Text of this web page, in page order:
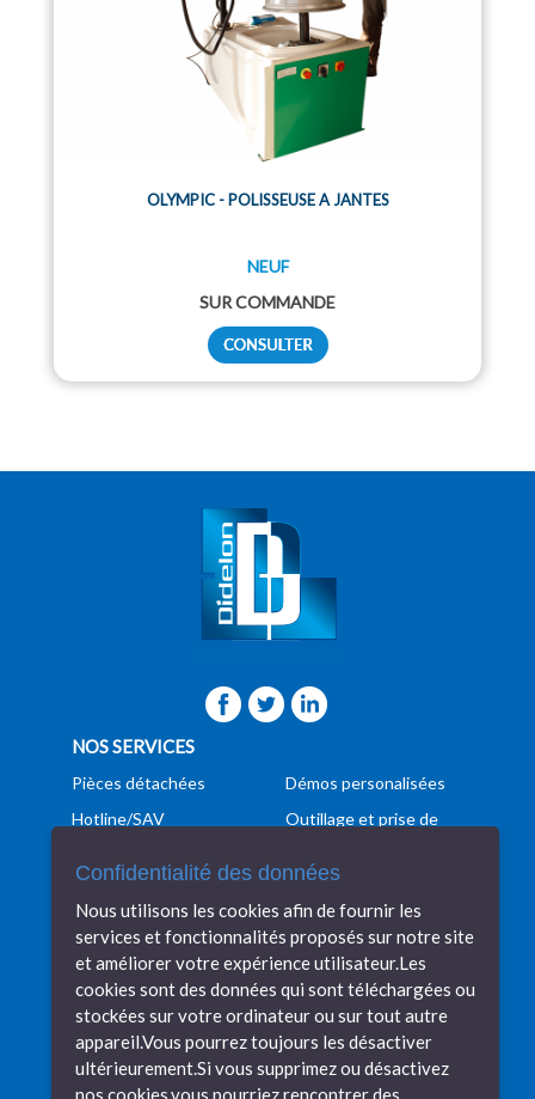
OLYMPIC - POLISSEUSE A JANTES
NEUF
SUR COMMANDE
NOS SERVICES
Pièces détachées
Hotline/SAV
Transport
Financement
Démos personalisées
Outillage et prise de
Programmation
Conseils techniques
Veille technologique
DIDELON MACHINES OUTILS
Machines tolerie
Machine mécanique
Nos réalisations
Recrutement
Confidentialité des données
Nous utilisons les cookies afin de fournir les
services et fonctionnalités proposés sur notre site
et améliorer votre expérience utilisateur.Les
cookies sont des données qui sont téléchargées ou
stockées sur votre ordinateur ou sur tout autre
appareil.Vous pourrez toujours les désactiver
ultérieurement.Si vous supprimez ou désactivez
nos cookies,vous pourriez rencontrer des